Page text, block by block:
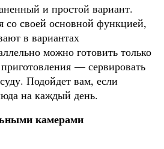
и простой вариант.
со своей основной функцией,
в вариантах
можно готовить только
— сервировать
Подойдет вам, если
на каждый день.
камерами